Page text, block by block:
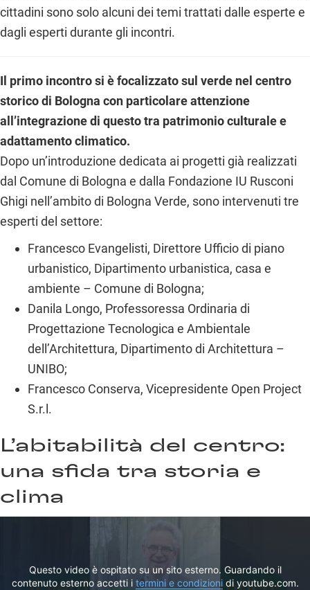
cittadini sono solo alcuni dei temi trattati dalle esperte e
dagli esperti durante gli incontri.
Il primo incontro si è focalizzato sul verde nel centro
storico di Bologna con particolare attenzione
all’integrazione di questo tra patrimonio culturale e
adattamento climatico.
Dopo un’introduzione dedicata ai progetti già realizzati
dal Comune di Bologna e dalla Fondazione IU Rusconi
Ghigi nell’ambito di Bologna Verde, sono intervenuti tre
esperti del settore:
Francesco Evangelisti, Direttore Ufficio di piano
urbanistico, Dipartimento urbanistica, casa e
ambiente – Comune di Bologna;
Danila Longo, Professoressa Ordinaria di
Progettazione Tecnologica e Ambientale
dell’Architettura, Dipartimento di Architettura –
UNIBO;
Francesco Conserva, Vicepresidente Open Project
S.r.l.
L’abitabilità del centro:
una sfida tra storia e
clima
Questo video è ospitato su un sito esterno. Guardando il
contenuto esterno accetti i termini e condizionidi youtube.com.